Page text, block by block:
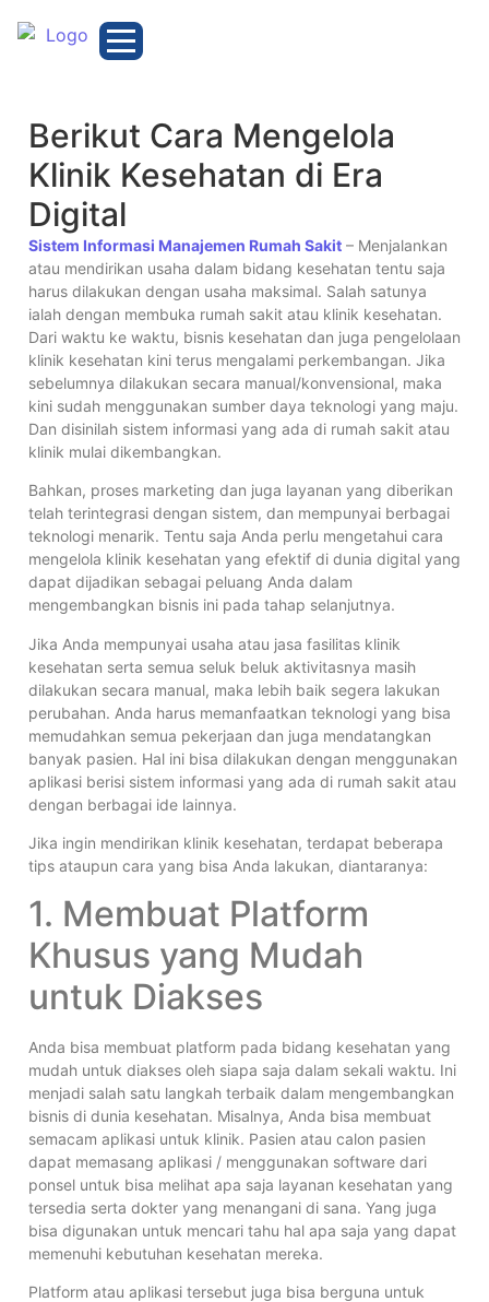
Berikut Cara Mengelola
Klinik Kesehatan di Era
Digital
Sistem Informasi Manajemen Rumah Sakit – Menjalankan
atau mendirikan usaha dalam bidang kesehatan tentu saja
harus dilakukan dengan usaha maksimal. Salah satunya
ialah dengan membuka rumah sakit atau klinik kesehatan.
Dari waktu ke waktu, bisnis kesehatan dan juga pengelolaan
klinik kesehatan kini terus mengalami perkembangan. Jika
sebelumnya dilakukan secara manual/konvensional, maka
kini sudah menggunakan sumber daya teknologi yang maju.
Dan disinilah sistem informasi yang ada di rumah sakit atau
klinik mulai dikembangkan.
Bahkan, proses marketing dan juga layanan yang diberikan
telah terintegrasi dengan sistem, dan mempunyai berbagai
teknologi menarik. Tentu saja Anda perlu mengetahui cara
mengelola klinik kesehatan yang efektif di dunia digital yang
dapat dijadikan sebagai peluang Anda dalam
mengembangkan bisnis ini pada tahap selanjutnya.
Jika Anda mempunyai usaha atau jasa fasilitas klinik
kesehatan serta semua seluk beluk aktivitasnya masih
dilakukan secara manual, maka lebih baik segera lakukan
perubahan. Anda harus memanfaatkan teknologi yang bisa
memudahkan semua pekerjaan dan juga mendatangkan
banyak pasien. Hal ini bisa dilakukan dengan menggunakan
aplikasi berisi sistem informasi yang ada di rumah sakit atau
dengan berbagai ide lainnya.
Jika ingin mendirikan klinik kesehatan, terdapat beberapa
tips ataupun cara yang bisa Anda lakukan, diantaranya:
1. Membuat Platform
Khusus yang Mudah
untuk Diakses
Anda bisa membuat platform pada bidang kesehatan yang
mudah untuk diakses oleh siapa saja dalam sekali waktu. Ini
menjadi salah satu langkah terbaik dalam mengembangkan
bisnis di dunia kesehatan. Misalnya, Anda bisa membuat
semacam aplikasi untuk klinik. Pasien atau calon pasien
dapat memasang aplikasi / menggunakan software dari
ponsel untuk bisa melihat apa saja layanan kesehatan yang
tersedia serta dokter yang menangani di sana. Yang juga
bisa digunakan untuk mencari tahu hal apa saja yang dapat
memenuhi kebutuhan kesehatan mereka.
Platform atau aplikasi tersebut juga bisa berguna untuk